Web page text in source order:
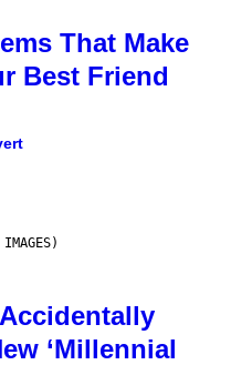
That Make
Best Friend
‘Millennial